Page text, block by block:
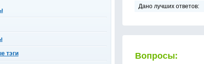
тэги
Дано лучших ответов:
Вопросы: